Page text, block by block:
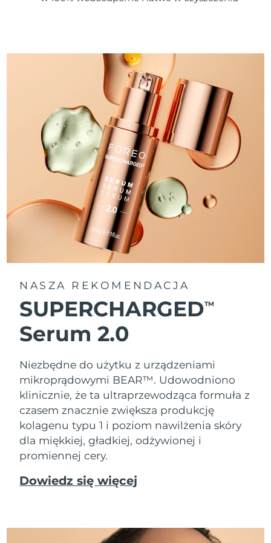
NASZA REKOMENDACJA
SUPERCHARGEDTM
Serum 2.0
Niezbędne do użytku z urządzeniami
mikroprądowymi BEAR™. Udowodniono
klinicznie, że ta ultraprzewodząca formuła z
czasem znacznie zwiększa produkcję
kolagenu typu 1 i poziom nawilżenia skóry
dla miękkiej, gładkiej, odżywionej i
promiennej cery.
Dowiedz się więcej